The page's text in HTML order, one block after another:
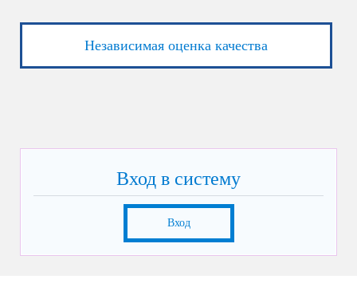
Независимая оценка качества
Вход в систему
Вход